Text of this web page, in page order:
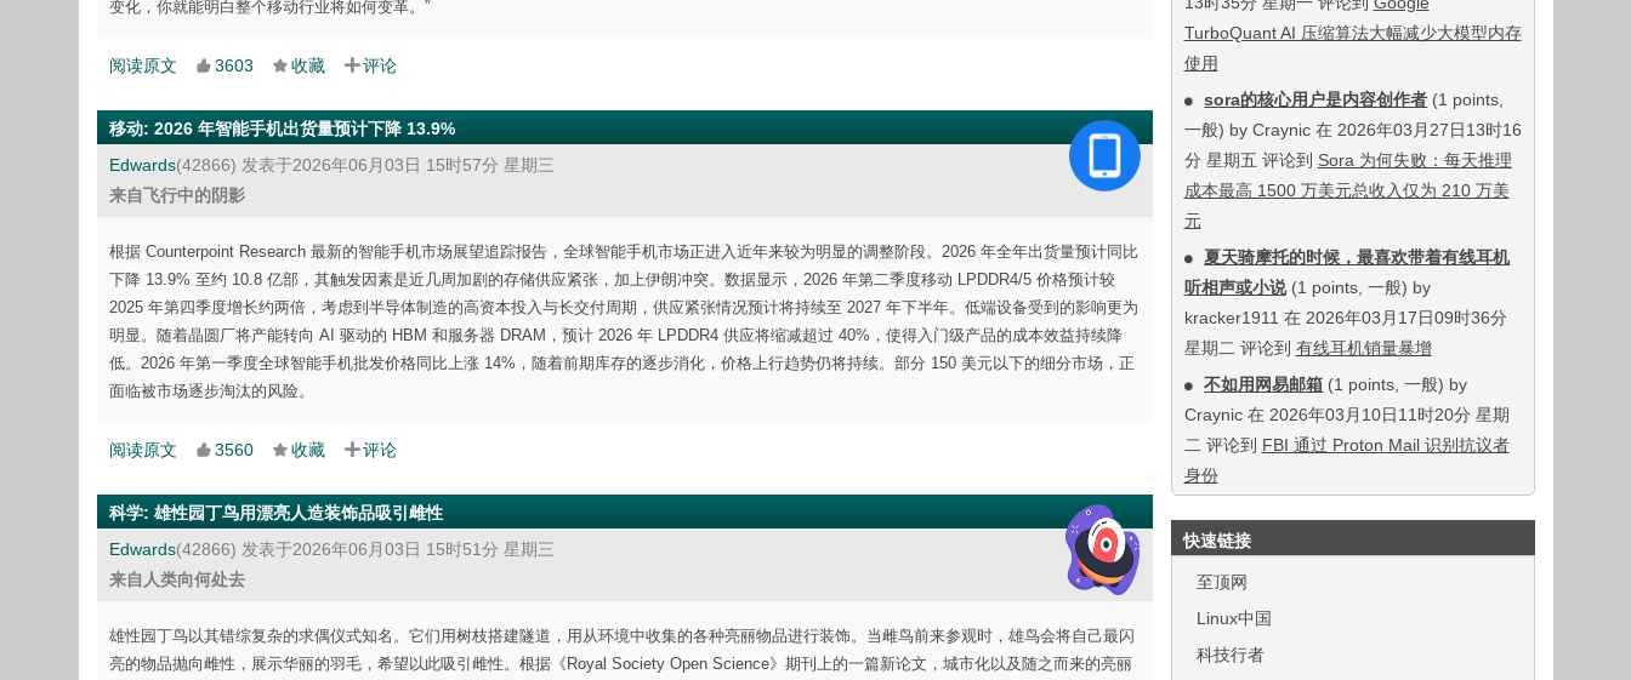
TurboQuant AI 压缩算法大幅减少大模型内存
使用
sora的核心用户是内容创作者 (1 points,
一般) by Craynic 在 2026年03月27日13时16
分 星期五 评论到 Sora 为何失败：每天推理
成本最高 1500 万美元总收入仅为 210 万美
元
夏天骑摩托的时候，最喜欢带着有线耳机
听相声或小说(1 points, 一般) by
kracker1911 在 2026年03月17日09时36分
星期二 评论到 有线耳机销量暴增
不如用网易邮箱 (1 points, 一般) by
Craynic 在 2026年03月10日11时20分 星期
二 评论到 FBI 通过 Proton Mail 识别抗议者
身份
快速链接
至顶网
Linux中国
科技行者
变化，你就能明白整个移动行业将如何变革。”
阅读原文 3603 收藏 评论
移动: 2026 年智能手机出货量预计下降 13.9%
Edwards(42866) 发表于2026年06月03日 15时57分 星期三
来自飞行中的阴影
根据 Counterpoint Research 最新的智能手机市场展望追踪报告，全球智能手机市场正进入近年来较为明显的调整阶段。2026 年全年出货量预计同比
下降 13.9% 至约 10.8 亿部，其触发因素是近几周加剧的存储供应紧张，加上伊朗冲突。数据显示，2026 年第二季度移动 LPDDR4/5 价格预计较
2025 年第四季度增长约两倍，考虑到半导体制造的高资本投入与长交付周期，供应紧张情况预计将持续至 2027 年下半年。低端设备受到的影响更为
明显。随着晶圆厂将产能转向 AI 驱动的 HBM 和服务器 DRAM，预计 2026 年 LPDDR4 供应将缩减超过 40%，使得入门级产品的成本效益持续降
低。2026 年第一季度全球智能手机批发价格同比上涨 14%，随着前期库存的逐步消化，价格上行趋势仍将持续。部分 150 美元以下的细分市场，正
面临被市场逐步淘汰的风险。
阅读原文 3560 收藏 评论
科学: 雄性园丁鸟用漂亮人造装饰品吸引雌性
Edwards(42866) 发表于2026年06月03日 15时51分 星期三
来自人类向何处去
雄性园丁鸟以其错综复杂的求偶仪式知名。它们用树枝搭建隧道，用从环境中收集的各种亮丽物品进行装饰。当雌鸟前来参观时，雄鸟会将自己最闪
亮的物品抛向雌性，展示华丽的羽毛，希望以此吸引雌性。根据《Royal Society Open Science》期刊上的一篇新论文，城市化以及随之而来的亮丽